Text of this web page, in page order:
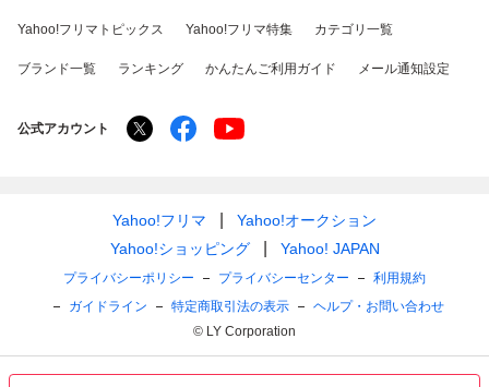
Yahoo!フリマトピックス Yahoo!フリマ特集 カテゴリ一覧
ブランド一覧 ランキング かんたんご利用ガイド メール通知設定
公式アカウント
Yahoo!フリマ
Yahoo!オークション
Yahoo!ショッピング
Yahoo! JAPAN
プライバシーポリシー プライバシーセンター
利用規約
ガイドライン
特定商取引法の表示
ヘルプ・お問い合わせ
© LY Corporation